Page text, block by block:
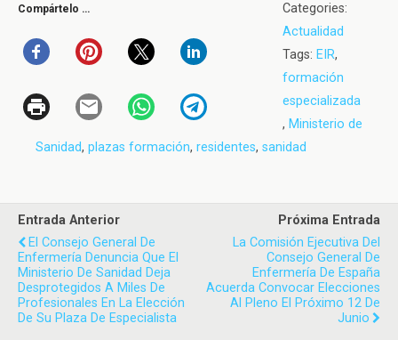
Compártelo …
Categories:
Actualidad
Tags: EIR,
formación
especializada
, Ministerio de
Sanidad, plazas formación, residentes, sanidad
Entrada Anterior
El Consejo General De
Enfermería Denuncia Que El
Ministerio De Sanidad Deja
Desprotegidos A Miles De
Profesionales En La Elección
De Su Plaza De Especialista
Próxima Entrada
La Comisión Ejecutiva Del
Consejo General De
Enfermería De España
Acuerda Convocar Elecciones
Al Pleno El Próximo 12 De
Junio